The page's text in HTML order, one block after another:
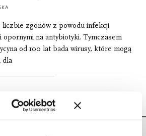
liczbie zgonów z powodu infekcji
opornymi na antybiotyki. Tymczasem
od 100 lat bada wirusy, które mogą
dla